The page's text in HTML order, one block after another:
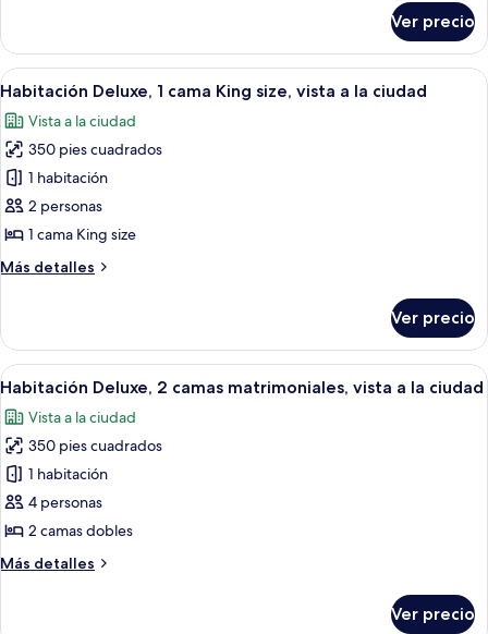
matrimoniales
estándar,
camas
Ver precio
Abrir
todas
las
fotos
de
Habitación
Deluxe,
cama
vista
a
la
ciudad
Habitación de hotel con una cama
11
Habitación Deluxe, 1 cama King size, vista a la ciudad
Vista a la ciudad
350 pies cuadrados
1 habitación
2 personas
1 cama King size
Más detalles
Más
Deluxe,
cama
size,
vista
la
ciudad
Ver precio
Abrir
todas
las
fotos
de
Habitación
Deluxe,
camas
Una habitación de hotel moderna
10
Habitación Deluxe, 2 camas matrimoniales, vista a la ciudad
Vista a la ciudad
350 pies cuadrados
1 habitación
4 personas
2 camas dobles
Más detalles
Más
Ver precio